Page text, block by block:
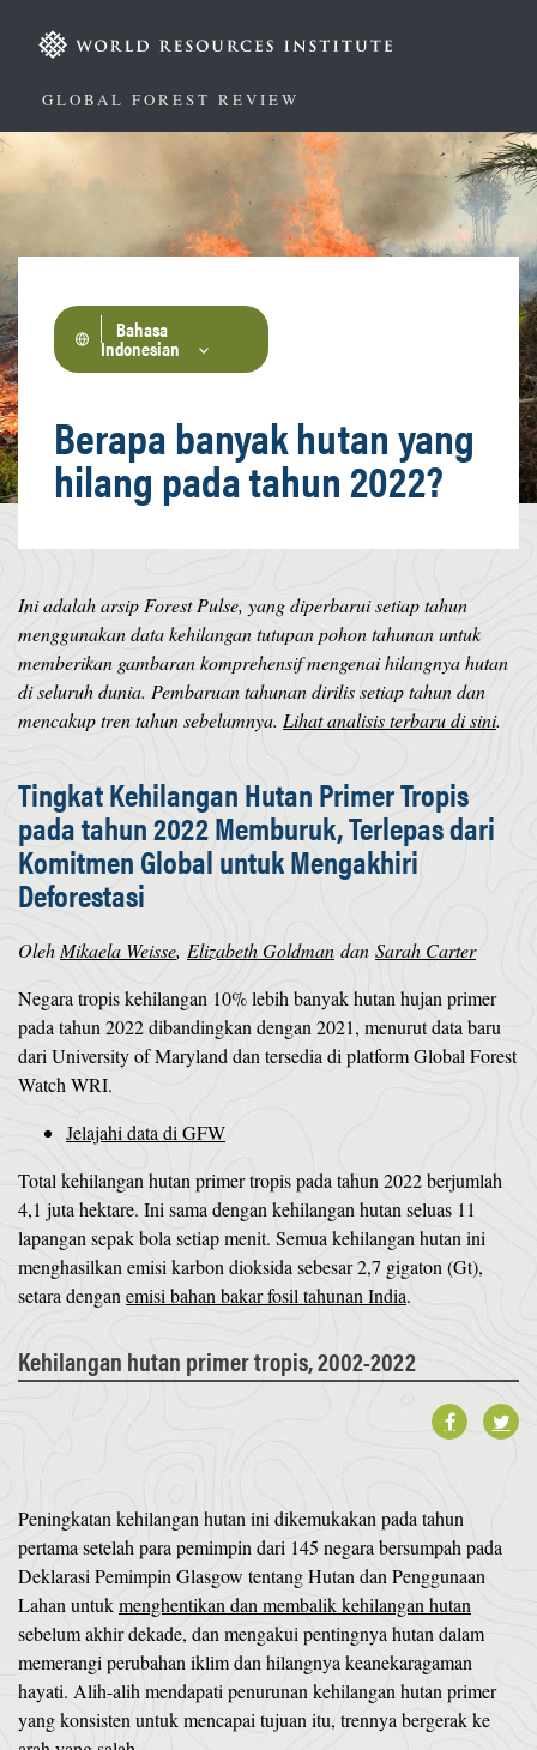
GLOBAL FOREST REVIEW
Bahasa
Indonesian
Berapa banyak hutan yang
hilang pada tahun 2022?
Ini adalah arsip Forest Pulse, yang diperbarui setiap tahun
menggunakan data kehilangan tutupan pohon tahunan untuk
memberikan gambaran komprehensif mengenai hilangnya hutan
di seluruh dunia. Pembaruan tahunan dirilis setiap tahun dan
mencakup tren tahun sebelumnya. Lihat analisis terbaru di sini.
Tingkat Kehilangan Hutan Primer Tropis
pada tahun 2022 Memburuk, Terlepas dari
Komitmen Global untuk Mengakhiri
Deforestasi
Oleh Mikaela Weisse, Elizabeth Goldman dan Sarah Carter
Negara tropis kehilangan 10% lebih banyak hutan hujan primer
pada tahun 2022 dibandingkan dengan 2021, menurut data baru
dari University of Maryland dan tersedia di platform Global Forest
Watch WRI.
Jelajahi data di GFW
Total kehilangan hutan primer tropis pada tahun 2022 berjumlah
4,1 juta hektare. Ini sama dengan kehilangan hutan seluas 11
lapangan sepak bola setiap menit. Semua kehilangan hutan ini
menghasilkan emisi karbon dioksida sebesar 2,7 gigaton (Gt),
setara dengan emisi bahan bakar fosil tahunan India.
Kehilangan hutan primer tropis, 2002-2022
Peningkatan kehilangan hutan ini dikemukakan pada tahun
pertama setelah para pemimpin dari 145 negara bersumpah pada
Deklarasi Pemimpin Glasgow tentang Hutan dan Penggunaan
Lahan untukmenghentikan dan membalik kehilangan hutan
sebelum akhir dekade, dan mengakui pentingnya hutan dalam
memerangi perubahan iklim dan hilangnya keanekaragaman
hayati. Alih-alih mendapati penurunan kehilangan hutan primer
yang konsisten untuk mencapai tujuan itu, trennya bergerak ke